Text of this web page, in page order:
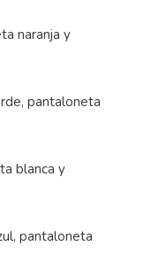
naranja y
pantaloneta
blanca y
pantaloneta